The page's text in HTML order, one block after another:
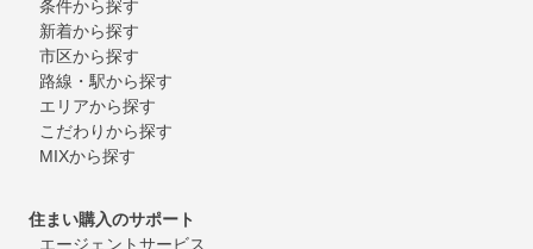
条件から探す
新着から探す
市区から探す
路線・駅から探す
エリアから探す
こだわりから探す
MIXから探す
住まい購入のサポート
エージェントサービス